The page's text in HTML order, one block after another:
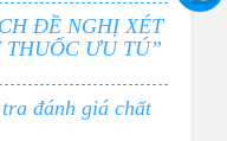
ĐỀ NGHỊ XÉT
THUỐC ƯU TÚ”
đánh giá chất